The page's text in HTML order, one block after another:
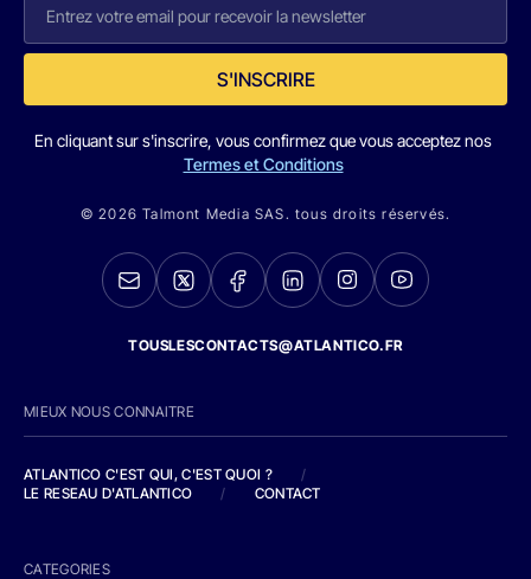
S'INSCRIRE
En cliquant sur s'inscrire, vous confirmez que vous acceptez nos
Termes et Conditions
© 2026 Talmont Media SAS. tous droits réservés.
TOUSLESCONTACTS@ATLANTICO.FR
MIEUX NOUS CONNAITRE
ATLANTICO C'EST QUI, C'EST QUOI ?
/
LE RESEAU D'ATLANTICO
/ CONTACT
CATEGORIES